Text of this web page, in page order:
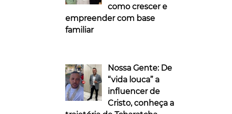
como crescer e
empreender com base
familiar
Nossa Gente: De
“vida louca” a
influencer de
Cristo, conheça a